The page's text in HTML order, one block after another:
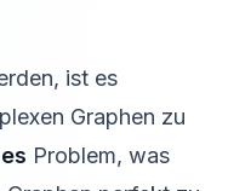
ist es
Graphen zu
Problem, was